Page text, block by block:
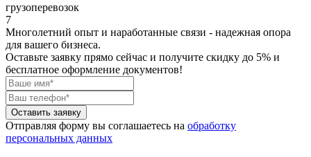
грузоперевозок
7
Многолетний опыт и наработанные связи - надежная опора
для вашего бизнеса.
Оставьте заявку прямо сейчас и получите скидку до 5% и
бесплатное оформление документов!
Оставить заявку
Отправляя форму вы соглашаетесь на обработку
персональных данных